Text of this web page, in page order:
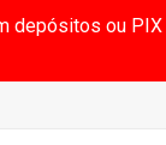
depósitos ou